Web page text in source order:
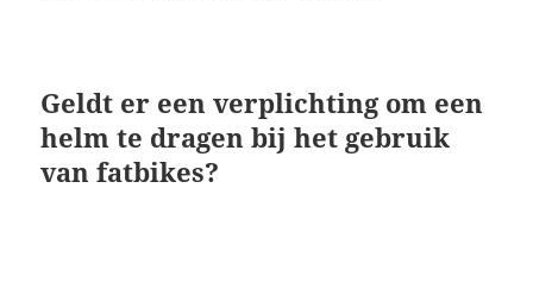
Geldt er een verplichting om een
helm te dragen bij het gebruik
van fatbikes?